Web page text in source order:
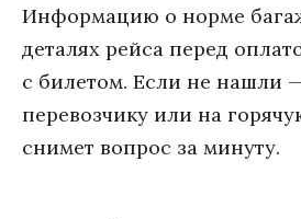
Информацию о норме
деталях рейса перед
с билетом. Если не нашли
перевозчику или на
снимет вопрос за минуту.